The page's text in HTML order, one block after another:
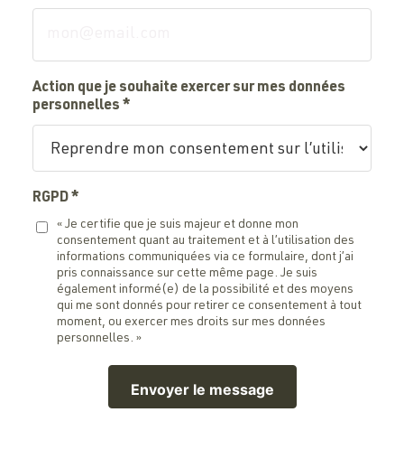
Action que je souhaite exercer sur mes données
personnelles *
RGPD *
« Je certifie que je suis majeur et donne mon
consentement quant au traitement et à l’utilisation des
informations communiquées via ce formulaire, dont j’ai
pris connaissance sur cette même page. Je suis
également informé(e) de la possibilité et des moyens
qui me sont donnés pour retirer ce consentement à tout
moment, ou exercer mes droits sur mes données
personnelles. »
Envoyer le message